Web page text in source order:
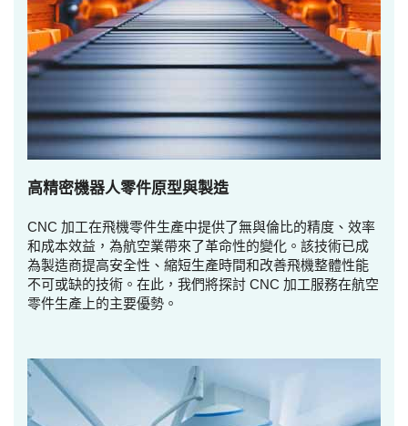
高精密機器人零件原型與製造
CNC 加工在飛機零件生產中提供了無與倫比的精度、效率
和成本效益，為航空業帶來了革命性的變化。該技術已成
為製造商提高安全性、縮短生產時間和改善飛機整體性能
不可或缺的技術。在此，我們將探討 CNC 加工服務在航空
零件生產上的主要優勢。